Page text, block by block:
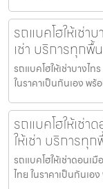
รถแบคโฮให้เช่า
เช่า บริการทุกพื้
รถแบคโฮให้เช่าบางไ
ในราคาเป็นกันเอง พ
รถแบคโฮให้เช่า
ให้เช่า บริการทุ
รถแบคโฮให้เช่าดอนเ
ไทย ในราคาเป็นกันเ